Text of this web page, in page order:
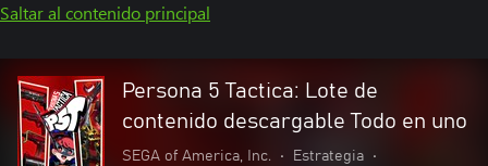
Saltar al contenido principal
Persona 5 Tactica: Lote de
contenido descargable Todo en uno
SEGA of America, Inc. • Estrategia
•